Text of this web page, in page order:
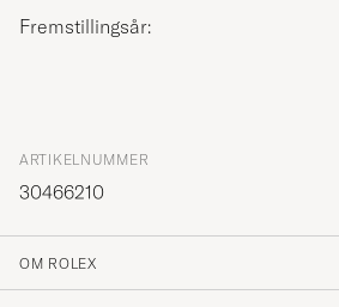
Fremstillingsår:
ARTIKELNUMMER
30466210
OM ROLEX